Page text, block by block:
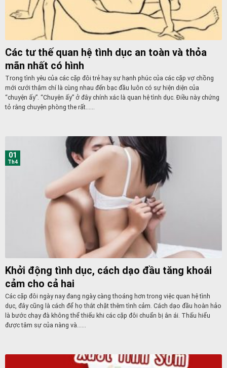
Các tư thế quan hệ tình dục an toàn và thỏa
mãn nhất có hình
Trong tình yêu của các cặp đôi trẻ hay sự hạnh phúc của các cặp vợ chồng
mới cưới thậm chí là cùng nhau đến bạc đầu luôn có sự hiện diện của
“chuyện ấy”. “Chuyện ấy” ở đây chính xác là quan hệ tình dục. Điều này chứng
tỏ rằng chuyện phòng the rất......
Khởi động tình dục, cách dạo đầu tăng khoái
cảm cho cả hai
Các cặp đôi ngày nay đang ngày càng thoáng hơn trong việc quan hệ tình
dục, đây cũng là cách để họ thắt chặt thêm tình cảm. Cách dạo đầu hoàn hảo
là bước chạy đà không thể thiếu khi các cặp đôi chuẩn bị ân ái. Thấu hiểu
được tâm sự của nàng và......
01
Th4